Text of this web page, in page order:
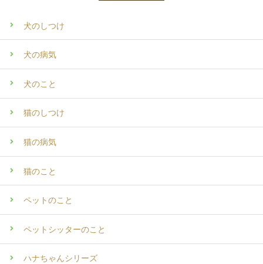
犬のしつけ
犬の病気
犬のこと
猫のしつけ
猫の病気
猫のこと
ペットのこと
ペットシッターのこと
ハナちゃんシリーズ